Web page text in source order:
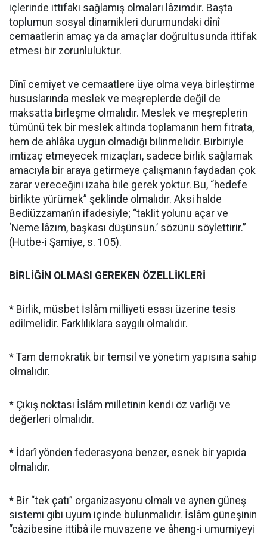
içlerinde ittifakı sağlamış olmaları lâzımdır. Başta
toplumun sosyal dinamikleri durumundaki dînî
cemaatlerin amaç ya da amaçlar doğrultusunda ittifak
etmesi bir zorunluluktur.
Dînî cemiyet ve cemaatlere üye olma veya birleştirme
hususlarında meslek ve meşreplerde değil de
maksatta birleşme olmalıdır. Meslek ve meşreplerin
tümünü tek bir meslek altında toplamanın hem fıtrata,
hem de ahlâka uygun olmadığı bilinmelidir. Birbiriyle
imtizaç etmeyecek mizaçları, sadece birlik sağlamak
amacıyla bir araya getirmeye çalışmanın faydadan çok
zarar vereceğini izaha bile gerek yoktur. Bu, “hedefe
birlikte yürümek” şeklinde olmalıdır. Aksi halde
Bediüzzaman’ın ifadesiyle; “taklit yolunu açar ve
‘Neme lâzım, başkası düşünsün.’ sözünü söylettirir.”
(Hutbe-i Şamiye, s. 105).
BİRLİĞİN OLMASI GEREKEN ÖZELLİKLERİ
* Birlik, müsbet İslâm milliyeti esası üzerine tesis
edilmelidir. Farklılıklara saygılı olmalıdır.
* Tam demokratik bir temsil ve yönetim yapısına sahip
olmalıdır.
* Çıkış noktası İslâm milletinin kendi öz varlığı ve
değerleri olmalıdır.
* İdarî yönden federasyona benzer, esnek bir yapıda
olmalıdır.
* Bir “tek çatı” organizasyonu olmalı ve aynen güneş
sistemi gibi uyum içinde bulunmalıdır. İslâm güneşinin
“câzibesine ittibâ ile muvazene ve âheng-i umumiyeyi